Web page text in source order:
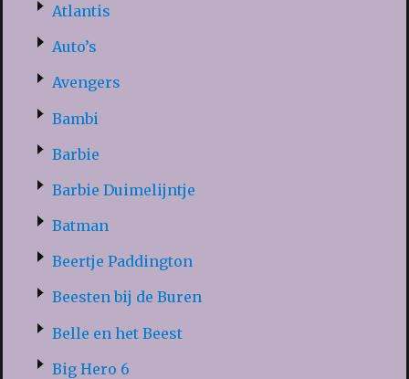
Atlantis
Auto’s
Avengers
Bambi
Barbie
Barbie Duimelijntje
Batman
Beertje Paddington
Beesten bij de Buren
Belle en het Beest
Big Hero 6